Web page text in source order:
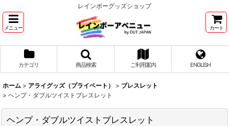
レインボーグッズショップ
メニュー カート
カテゴリ 商品検索 ご利用案内 ENGLISH
ホーム > アライグッズ（プライベート） > ブレスレット
> ヘンプ・ダブルツイストブレスレット
ヘンプ・ダブルツイストブレスレット